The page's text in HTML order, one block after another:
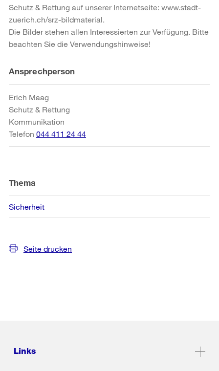
Schutz & Rettung auf unserer Internetseite: www.stadt-
zuerich.ch/srz-bildmaterial.
Die Bilder stehen allen Interessierten zur Verfügung. Bitte
beachten Sie die Verwendungshinweise!
Weitere
Informationen
Ansprechperson
Erich Maag
Schutz & Rettung
Kommunikation
Telefon 044 411 24 44
Thema
Sicherheit
Seite drucken
Links